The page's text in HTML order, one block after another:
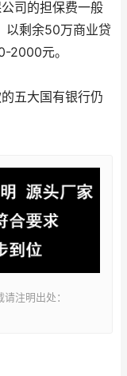
司的担保费一般
剩余50万商业贷
2000元。
五大国有银行仍
注明出处：